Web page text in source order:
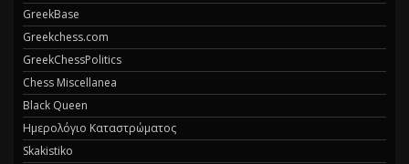
GreekBase
Greekchess.com
GreekChessPolitics
Chess Miscellanea
Black Queen
Ημερολόγιο Καταστρώματος
Skakistiko